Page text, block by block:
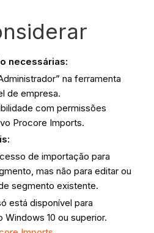
necessárias:
na ferramenta
de empresa.
com permissões
Procore Imports.
de importação para
mas não para editar ou
segmento existente.
está disponível para
10 ou superior.